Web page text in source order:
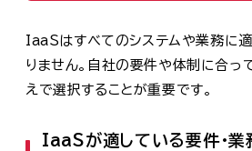
IaaSはすべてのシステムや業務に
りません。自社の要件や体制に合っ
えで選択することが重要です。
IaaSが適している要件・業